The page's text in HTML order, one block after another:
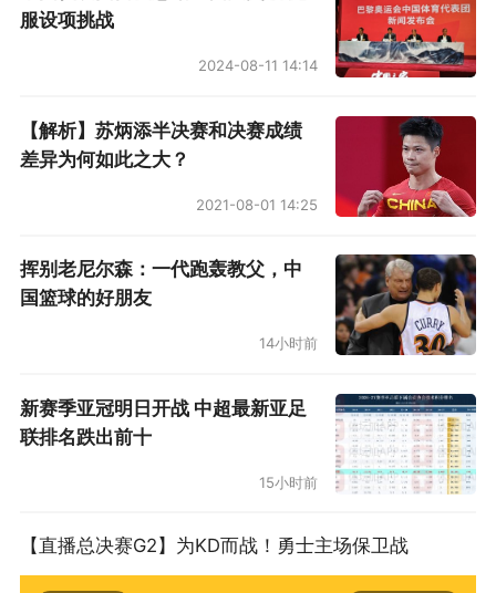
服设项挑战
2024-08-11 14:14
【解析】苏炳添半决赛和决赛成绩
差异为何如此之大？
2021-08-01 14:25
挥别老尼尔森：一代跑轰教父，中
国篮球的好朋友
14小时前
新赛季亚冠明日开战 中超最新亚足
联排名跌出前十
15小时前
【直播总决赛G2】为KD而战！勇士主场保卫战